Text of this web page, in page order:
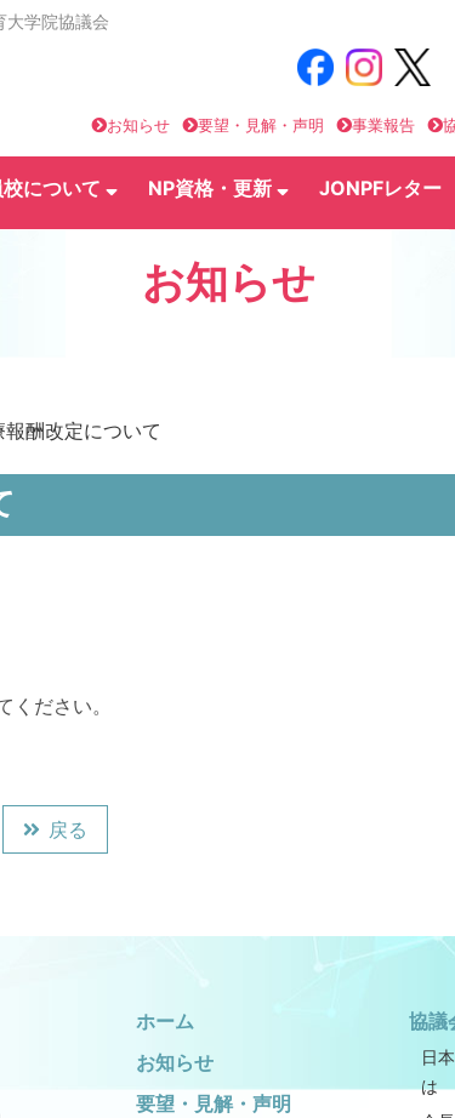
大学院協議会
お知らせ 要望・見解・声明 事業報告
について NP資格・更新 JONPFレター
お知らせ
酬改定について
ださい。
戻る
ホーム
お知らせ
要望・見解・声明
協議
日
は